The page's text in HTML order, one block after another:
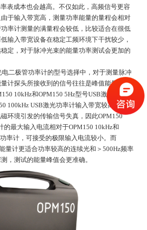
表成本也会越高。不仅如此，高频信号更容
于输入带宽高，测量功率能量的量程会相对
率计测量的满量程会较低，比较适合在很低
输入带宽设备在稳定工频环境下干扰较少，
定，对于脉冲光束的能量功率测试会更加的
电二极管功率计的型号选择中，对于测量脉冲
计探头所接收到的信号往往是峰值能量较高
10kHz和OPM150 5Hz型号USB激光功率计
100kHz USB激光功率计输入带宽较高，为了
环境引发的传输信号失真，因此OPM150
的最大输入电流相对于OPM150 10kHz和
率计，可接受的极限输入电流较小。而
量计更适合功率较高的连续光和＞ 500Hz频率
，测试的能量峰值会更准确。